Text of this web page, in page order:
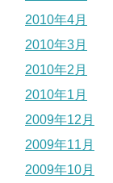
2010年4月
2010年3月
2010年2月
2010年1月
2009年12月
2009年11月
2009年10月